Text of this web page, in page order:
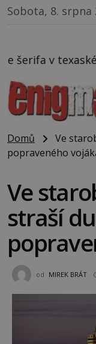
Sobota, 8. srpna
County
Domů
Ve
popraveného
Ve
straší
od MIREK BRÁT